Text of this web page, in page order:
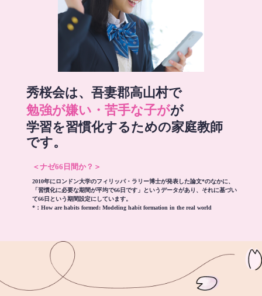
秀桜会は、吾妻郡高山村で
勉強が嫌い・苦手な子がが
学習を習慣化するための家庭教師
です。
＜ナゼ66日間か？＞
2010年にロンドン大学のフィリッパ・ラリー博士が発表した論文*のなかに、
「習慣化に必要な期間が平均で66日です」というデータがあり、それに基づい
て66日という期間設定にしています。
*： How are habits formed: Modeling habit formation in the real world